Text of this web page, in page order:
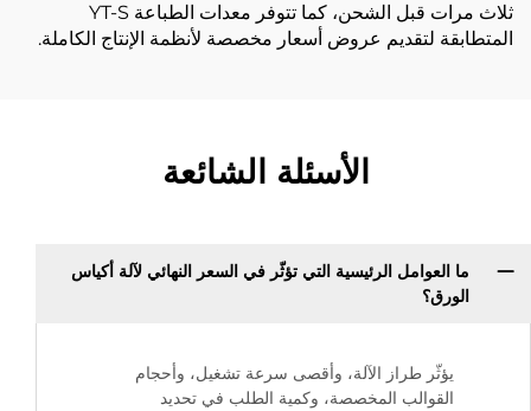
ثلاث مرات قبل الشحن، كما تتوفر معدات الطباعة YT-S
المتطابقة لتقديم عروض أسعار مخصصة لأنظمة الإنتاج الكاملة.
الأسئلة الشائعة
ما العوامل الرئيسية التي تؤثّر في السعر النهائي لآلة أكياس
الورق؟
يؤثّر طراز الآلة، وأقصى سرعة تشغيل، وأحجام
القوالب المخصصة، وكمية الطلب في تحديد